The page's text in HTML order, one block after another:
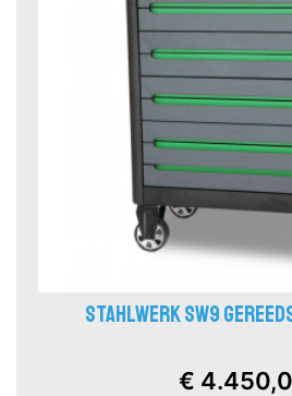
STAHLWERK SW9
€